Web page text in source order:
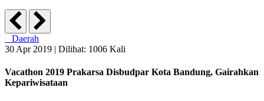
Daerah
30 Apr 2019 | Dilihat: 1006 Kali
Vacathon 2019 Prakarsa Disbudpar Kota Bandung, Gairahkan
Kepariwisataan